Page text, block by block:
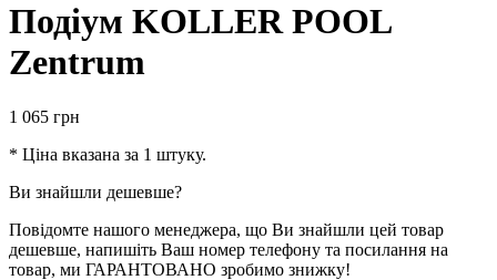
Подіум KOLLER POOL
Zentrum
1 065 грн
* Ціна вказана за 1 штуку.
Ви знайшли дешевше?
Повідомте нашого менеджера, що Ви знайшли цей товар
дешевше, напишіть Ваш номер телефону та посилання на
товар, ми ГАРАНТОВАНО зробимо знижку!